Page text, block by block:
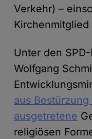
Verkehr) –
Kirchenmitglied
Unter den
Wolfgang
aus
ausgetretene
religiösen